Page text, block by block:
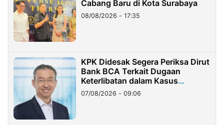
Cabang Baru di Kota Surabaya
08/08/2026 - 17:35
KPK Didesak Segera Periksa Dirut
Bank BCA Terkait Dugaan
Keterlibatan dalam Kasus
Hilangnya Dana Nasabah Rp2,58
Miliar
07/08/2026 - 09:06